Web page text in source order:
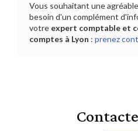
Vous souhaitant une
besoin d'un complément
votre expert comptable et
comptes à Lyon : prenez